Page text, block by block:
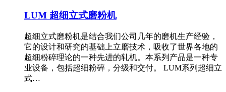
LUM 超细立式磨粉机
超细立式磨粉机是结合我们公司几年的磨机生产经验，
它的设计和研究的基础上立磨技术，吸收了世界各地的
超细粉碎理论的一种先进的轧机。本系列产品是一种专
业设备，包括超细粉碎，分级和交付。 LUM系列超细立
式…